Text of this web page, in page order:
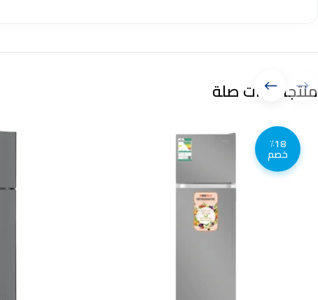
منتجات ذات صلة
٪18
خصم